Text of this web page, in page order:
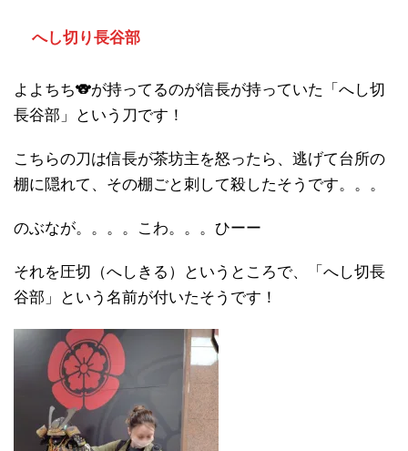
へし切り長谷部
よよちち🐨が持ってるのが信長が持っていた「へし切
長谷部」という刀です！
こちらの刀は信長が茶坊主を怒ったら、逃げて台所の
棚に隠れて、その棚ごと刺して殺したそうです。。。
のぶなが。。。。こわ。。。ひーー
それを圧切（へしきる）というところで、「へし切長
谷部」という名前が付いたそうです！